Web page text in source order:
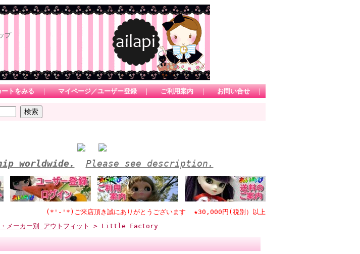
プ
ートをみる ｜ マイページ／ユーザー登録 ｜ ご利用案内 ｜ お問い合せ ｜
worldwide. Please see description.
(*'-'*)ご来店頂き誠にありがとうございます ★30,000円(税別）以上のお買い物で日本国内送料無料 *1カート
メーカー別 アウトフィット > Little Factory